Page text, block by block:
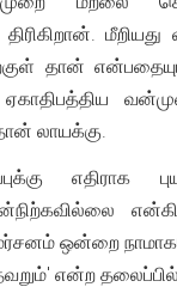
தான்
ஏகாதிபத்திய
லாயக்கு.
எதிராக
ஒன்றை
தவறும்' என்ற